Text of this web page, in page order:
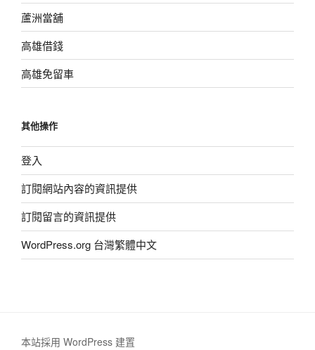
蘆洲當舖
高雄借錢
高雄免留車
其他操作
登入
訂閱網站內容的資訊提供
訂閱留言的資訊提供
WordPress.org 台灣繁體中文
本站採用 WordPress 建置